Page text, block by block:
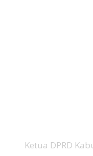
Ketua DPRD